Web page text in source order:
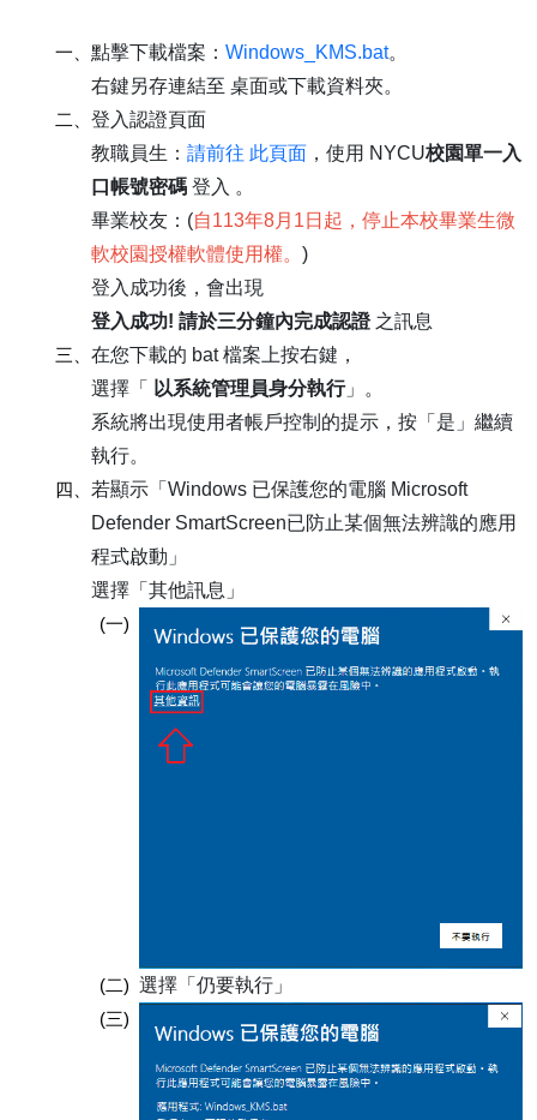
一、 點擊下載檔案： Windows_KMS.bat。
右鍵另存連結至 桌面或下載資料夾。
二、 登入認證頁面
教職員生： 請前往 此頁面 ，使用 NYCU校園單一入
口帳號密碼 登入 。
畢業校友：(自113年8月1日起，停止本校畢業生微
軟校園授權軟體使用權。 )
登入成功後，會出現
登入成功! 請於三分鐘內完成認證之訊息
三、 在您下載的 bat 檔案上按右鍵，
選擇「
以系統管理員身分執行」。
系統將出現使用者帳戶控制的提示，按「是」繼續
執行。
四、 若顯示「Windows 已保護您的電腦 Microsoft
Defender SmartScreen已防止某個無法辨識的應用
程式啟動」
選擇「其他訊息」
(一)
(二) 選擇「仍要執行」
(三)